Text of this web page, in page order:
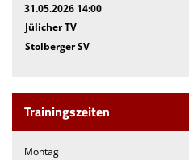
31.05.2026 14:00
Jülicher TV
Stolberger SV
Trainingszeiten
Montag